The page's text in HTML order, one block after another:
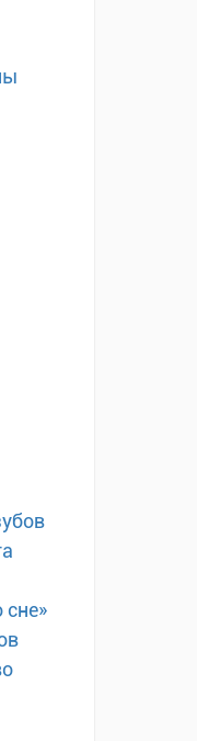
сне»